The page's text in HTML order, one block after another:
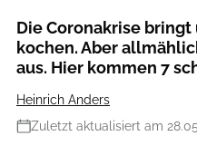
Die Coronakrise bringt
kochen. Aber
aus. Hier kommen 7
Heinrich Anders
Zuletzt aktualisiert am